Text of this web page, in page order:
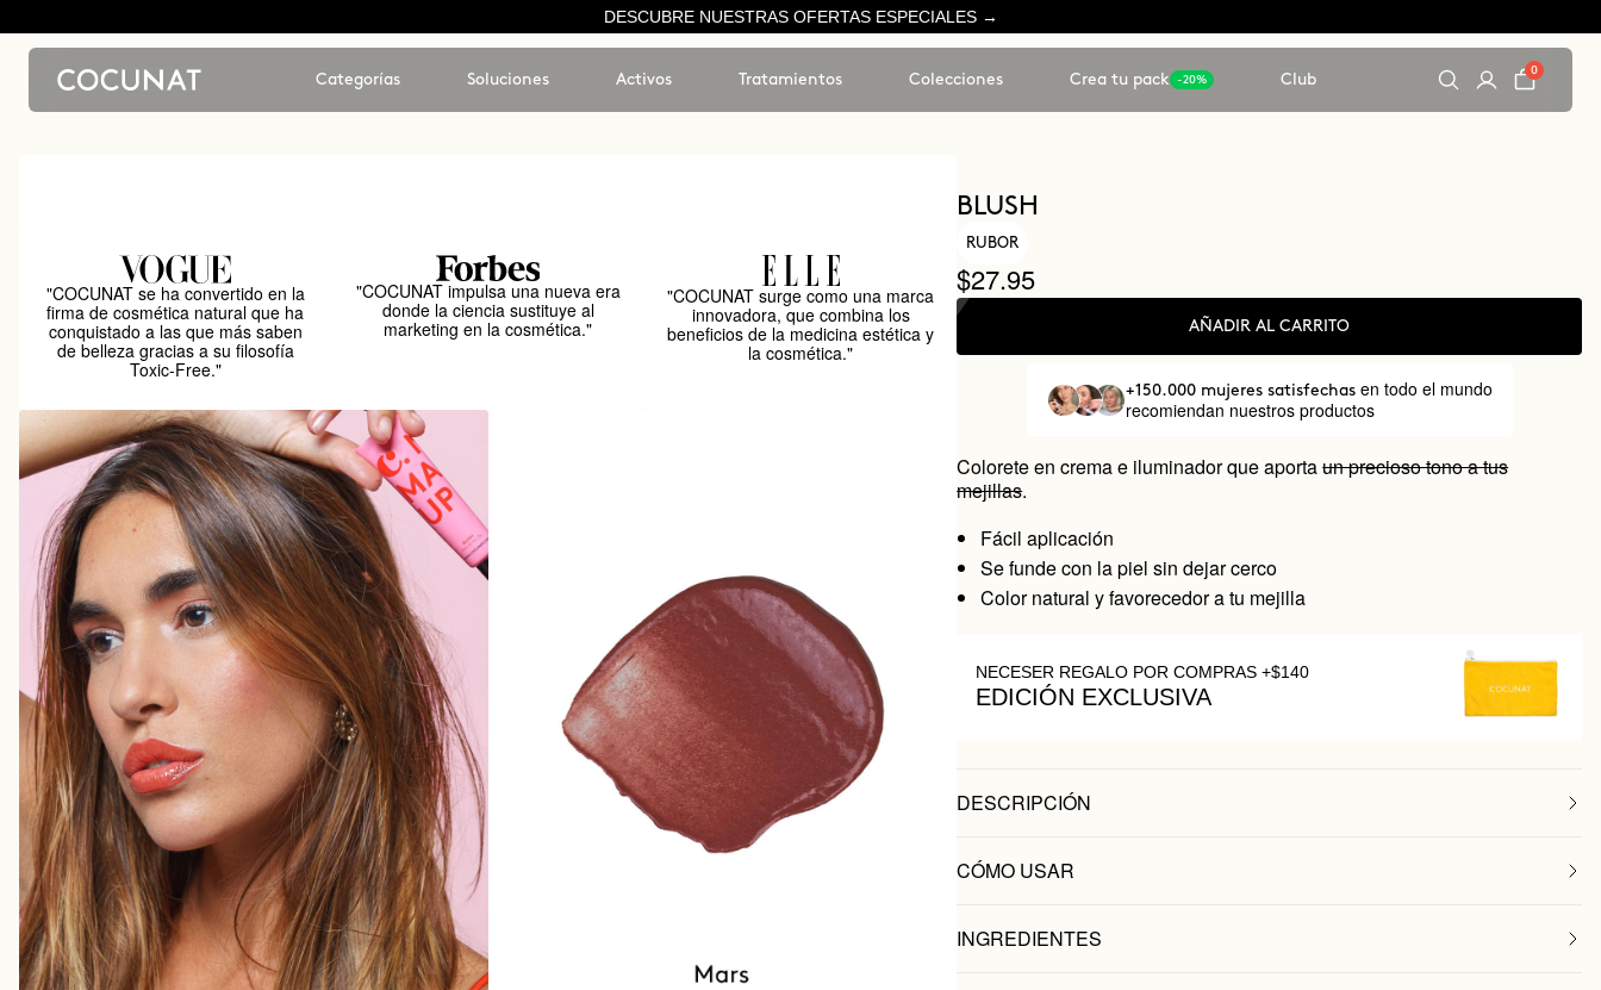
DESCUBRE NUESTRAS OFERTAS ESPECIALES →
Categorías Soluciones Activos Tratamientos Colecciones Crea tu pack -20% Club
0
"COCUNAT se ha convertido en la
firma de cosmética natural que ha
conquistado a las que más saben
de belleza gracias a su filosofía
Toxic-Free."
"COCUNAT impulsa una nueva era
donde la ciencia sustituye al
marketing en la cosmética."
"COCUNAT surge como una marca
innovadora, que combina los
beneficios de la medicina estética y
la cosmética."
BLUSH
RUBOR
$27.95
AÑADIR AL CARRITO
+150.000 mujeres satisfechas en todo el mundo
recomiendan nuestros productos
Colorete en crema e iluminador que aportaun precioso tono a tus
mejillas.
Fácil aplicación
Se funde con la piel sin dejar cerco
Color natural y favorecedor a tu mejilla
NECESER REGALO POR COMPRAS +$140
EDICIÓN EXCLUSIVA
DESCRIPCIÓN
CÓMO USAR
INGREDIENTES